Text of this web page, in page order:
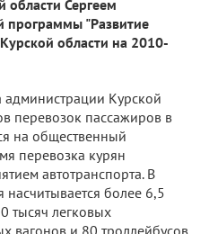
области Сергеем
программы "Развитие
области на 2010-
администрации Курской
перевозок пассажиров в
на общественный
перевозка курян
автотранспорта. В
насчитывается более 6,5
тысяч легковых
вагонов и 80 троллейбусов.